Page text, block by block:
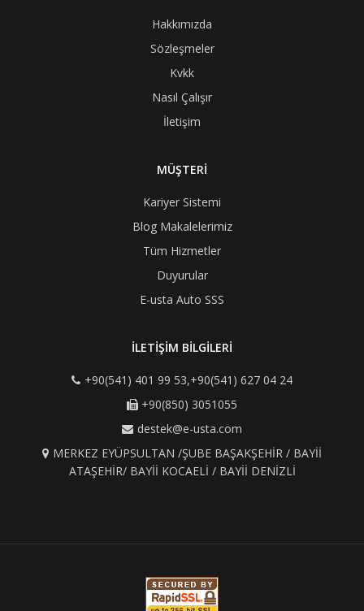
Hakkımızda
Sözleşmeler
Kvkk
Nasıl Çalışır
İletişim
MÜŞTERİ
Kariyer Sistemi
Blog Makalelerimiz
Tüm Hizmetler
Duyurular
E-usta Auto SSS
İLETİŞİM BİLGİLERİ
+90(541) 401 99 53,+90(541) 627 04 24
+90(850) 3051055
destek@e-usta.com
MERKEZ EYÜPSULTAN /ŞUBE BAŞAKŞEHİR / BAYİİ
ATAŞEHİR/ BAYİİ KOCAELİ / BAYİİ DENİZLİ